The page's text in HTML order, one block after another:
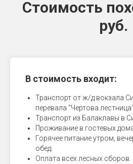
Стоимость
руб.
В стоимость входит:
Транспорт от ж/д вокзала
перевала "Чертова лестница".
Транспорт из Балаклавы в
Проживание в гостевых
Горячее питание утром,
обед.
Оплата всех лесных сборов.